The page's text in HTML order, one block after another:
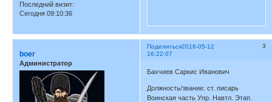
Последний визит:
Сегодня 09:10:36
Поделиться 3
2018-05-12
16:22:07
boer
Администратор
Бахчиев Саркис Иванович
Должность/звание: ст. писарь
Воинская часть Упр. Навтл. Этап.